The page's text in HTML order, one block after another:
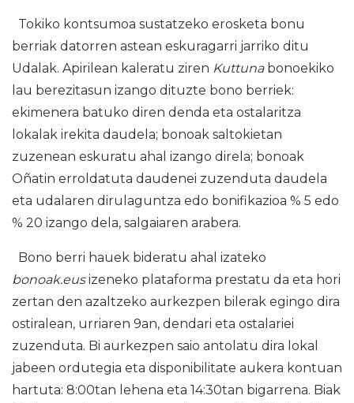
Tokiko kontsumoa sustatzeko erosketa bonu
berriak datorren astean eskuragarri jarriko ditu
Udalak. Apirilean kaleratu ziren Kuttuna bonoekiko
lau berezitasun izango dituzte bono berriek:
ekimenera batuko diren denda eta ostalaritza
lokalak irekita daudela; bonoak saltokietan
zuzenean eskuratu ahal izango direla; bonoak
Oñatin erroldatuta daudenei zuzenduta daudela
eta udalaren dirulaguntza edo bonifikazioa % 5 edo
% 20 izango dela, salgaiaren arabera.
Bono berri hauek bideratu ahal izateko
bonoak.eusizeneko plataforma prestatu da eta hori
zertan den azaltzeko aurkezpen bilerak egingo dira
ostiralean, urriaren 9an, dendari eta ostalariei
zuzenduta. Bi aurkezpen saio antolatu dira lokal
jabeen ordutegia eta disponibilitate aukera kontuan
hartuta: 8:00tan lehena eta 14:30tan bigarrena. Biak